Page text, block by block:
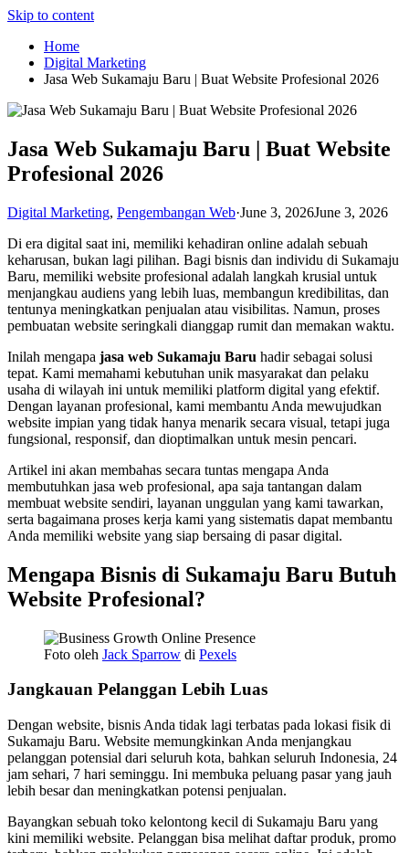
Skip to content
Home
Digital Marketing
Jasa Web Sukamaju Baru | Buat Website Profesional 2026
Jasa Web Sukamaju Baru | Buat Website
Profesional 2026
Digital Marketing, Pengembangan Web·June 3, 2026June 3, 2026
Di era digital saat ini, memiliki kehadiran online adalah sebuah
keharusan, bukan lagi pilihan. Bagi bisnis dan individu di Sukamaju
Baru, memiliki website profesional adalah langkah krusial untuk
menjangkau audiens yang lebih luas, membangun kredibilitas, dan
tentunya meningkatkan penjualan atau visibilitas. Namun, proses
pembuatan website seringkali dianggap rumit dan memakan waktu.
Inilah mengapa jasa web Sukamaju Baru hadir sebagai solusi
tepat. Kami memahami kebutuhan unik masyarakat dan pelaku
usaha di wilayah ini untuk memiliki platform digital yang efektif.
Dengan layanan profesional, kami membantu Anda mewujudkan
website impian yang tidak hanya menarik secara visual, tetapi juga
fungsional, responsif, dan dioptimalkan untuk mesin pencari.
Artikel ini akan membahas secara tuntas mengapa Anda
membutuhkan jasa web profesional, apa saja tantangan dalam
membuat website sendiri, layanan unggulan yang kami tawarkan,
serta bagaimana proses kerja kami yang sistematis dapat membantu
Anda memiliki website yang siap bersaing di pasar digital.
Mengapa Bisnis di Sukamaju Baru Butuh
Website Profesional?
Foto oleh Jack Sparrow di Pexels
Jangkauan Pelanggan Lebih Luas
Dengan website, bisnis Anda tidak lagi terbatas pada lokasi fisik di
Sukamaju Baru. Website memungkinkan Anda menjangkau
pelanggan potensial dari seluruh kota, bahkan seluruh Indonesia, 24
jam sehari, 7 hari seminggu. Ini membuka peluang pasar yang jauh
lebih besar dan meningkatkan potensi penjualan.
Bayangkan sebuah toko kelontong kecil di Sukamaju Baru yang
kini memiliki website. Pelanggan bisa melihat daftar produk, promo